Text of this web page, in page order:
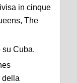
in cinque
The
su Cuba.
della